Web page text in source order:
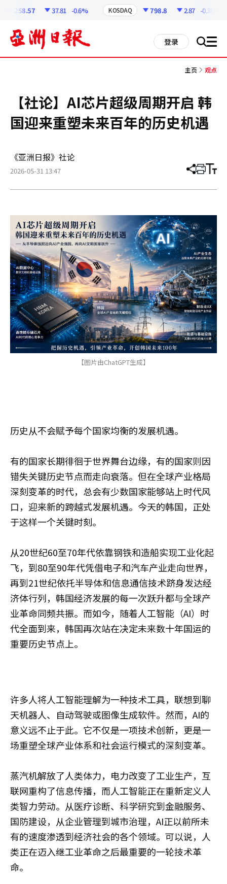
6258.57 37.81 -0.6% KOSDAQ 798.8 2.87 -0.36%
登录 搜 all
主页 观点
【社论】AI芯片超级周期开启 韩
国迎来重塑未来百年的历史机遇
《亚洲日报》社论
2026-05-31 13:47 分
章
打 调
小
【图片由ChatGPT生成】
历史从不会赋予每个国家均衡的发展机遇。
有的国家长期徘徊于世界舞台边缘，有的国家则因
错失关键历史节点而走向衰落。但在全球产业格局
深刻变革的时代，总会有少数国家能够站上时代风
口，迎来新的跨越式发展机遇。今天的韩国，正处
于这样一个关键时刻。
从20世纪60至70年代依靠钢铁和造船实现工业化起
飞，到80至90年代凭借电子和汽车产业走向世界，
再到21世纪依托半导体和信息通信技术跻身发达经
济体行列，韩国经济发展的每一次跃升都与全球产
业革命同频共振。而如今，随着人工智能（AI）时
代全面到来，韩国再次站在决定未来数十年国运的
重要历史节点上。
许多人将人工智能理解为一种技术工具，联想到聊
天机器人、自动驾驶或图像生成软件。然而，AI的
意义远不止于此。它不仅是一项技术创新，更是一
场重塑全球产业体系和社会运行模式的深刻变革。
蒸汽机解放了人类体力，电力改变了工业生产，互
联网重构了信息传播，而人工智能正在重新定义人
类智力劳动。从医疗诊断、科学研究到金融服务、
国防建设，从企业管理到城市治理，AI正以前所未
有的速度渗透到经济社会的各个领域。可以说，人
类正在迈入继工业革命之后最重要的一轮技术革
命。